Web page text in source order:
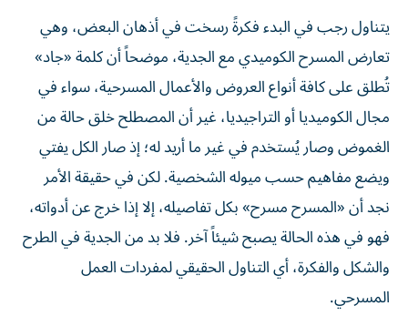
يتناول رجب في البدء فكرةً رسخت في أذهان البعض، وهي
تعارض المسرح الكوميدي مع الجدية، موضحاً أن كلمة «جاد»
تُطلق على كافة أنواع العروض والأعمال المسرحية، سواء في
مجال الكوميديا أو التراجيديا، غير أن المصطلح خلق حالة من
الغموض وصار يُستخدم في غير ما أريد له؛ إذ صار الكل يفتي
ويضع مفاهيم حسب ميوله الشخصية. لكن في حقيقة الأمر
نجد أن «المسرح مسرح» بكل تفاصيله، إلا إذا خرج عن أدواته،
فهو في هذه الحالة يصبح شيئاً آخر. فلا بد من الجدية في الطرح
والشكل والفكرة، أي التناول الحقيقي لمفردات العمل
المسرحي.